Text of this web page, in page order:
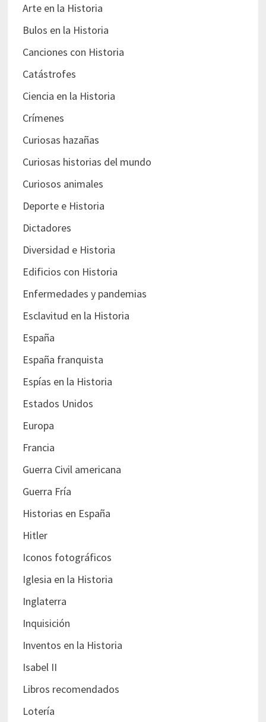
Arte en la Historia
Bulos en la Historia
Canciones con Historia
Catástrofes
Ciencia en la Historia
Crímenes
Curiosas hazañas
Curiosas historias del mundo
Curiosos animales
Deporte e Historia
Dictadores
Diversidad e Historia
Edificios con Historia
Enfermedades y pandemias
Esclavitud en la Historia
España
España franquista
Espías en la Historia
Estados Unidos
Europa
Francia
Guerra Civil americana
Guerra Fría
Historias en España
Hitler
Iconos fotográficos
Iglesia en la Historia
Inglaterra
Inquisición
Inventos en la Historia
Isabel II
Libros recomendados
Lotería